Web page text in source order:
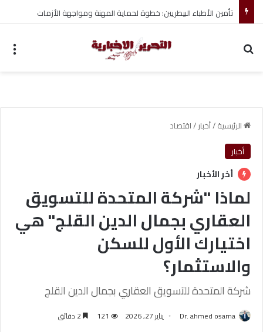
تأمين الأطباء البيطريين: خطوة لحماية المهنة ومواجهة الأزمات
الرئيسية/أخبار/اقتصاد
أخبار
أخر الأخبار
لماذا "شركة المتحدة للتسويق
العقاري بجمال الدين القلج" هي
اختيارك الأول للسكن
والاستثمار؟
شركة المتحدة للتسويق العقاري بجمال الدين القلج
Dr. ahmed osama يناير 27, 2026 121